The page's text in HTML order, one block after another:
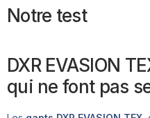
Notre test
DXR EVASION
qui ne font pas